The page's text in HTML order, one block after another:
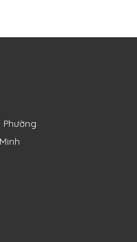
Phường